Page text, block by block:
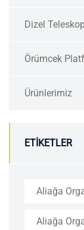
Dizel
Örümcek
Ürünlerimiz
ETIKETLER
Aliağa
Aliağa